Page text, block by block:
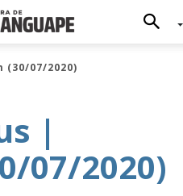
07/2020)
|
07/2020)